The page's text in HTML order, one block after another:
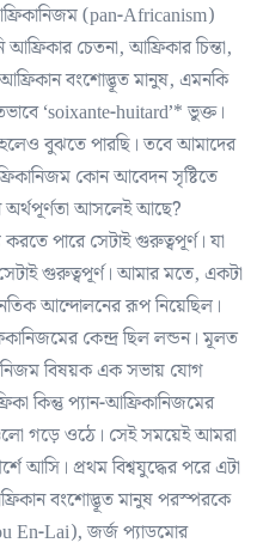
(pan-Africanism)
আফ্রিকার চেতনা, আফ্রিকার চিন্তা,
বংশোদ্ভূত মানুষ, এমনকি
‘soixante-huitard’* ভুক্ত।
বুঝতে পারছি। তবে আমাদের
কোন আবেদন সৃষ্টিতে
আসলেই আছে?
পারে সেটাই গুরুত্বপূর্ণ। যা
গুরুত্বপূর্ণ। আমার মতে, একটা
আন্দোলনের রূপ নিয়েছিল।
কেন্দ্র ছিল লন্ডন। মূলত
বিষয়ক এক সভায় যোগ
কিন্তু প্যান-আফ্রিকানিজমের
গড়ে ওঠে। সেই সময়েই আমরা
আসি। প্রথম বিশ্বযুদ্ধের পরে এটা
বংশোদ্ভূত মানুষ পরস্পরকে
En-Lai), জর্জ প্যাডমোর